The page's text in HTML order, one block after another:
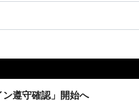
遵守確認」開始へ